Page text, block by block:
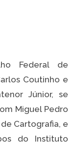
Federal de
Coutinho e
Júnior, se
Miguel Pedro
Cartografia, e
do Instituto